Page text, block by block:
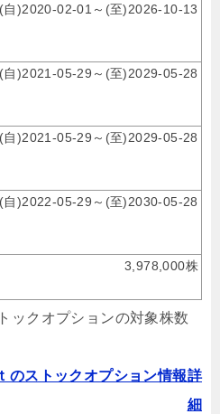
(自)2020-02-01～(至)2026-10-13
(自)2021-05-29～(至)2029-05-28
(自)2021-05-29～(至)2029-05-28
(自)2022-05-29～(至)2030-05-28
3,978,000株
ックオプションの対象株数
のストックオプション情報詳
細